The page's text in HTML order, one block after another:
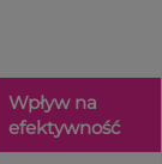
Wpływ na
efektywność